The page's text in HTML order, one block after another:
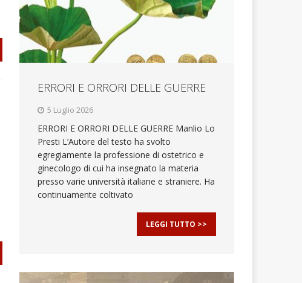
ERRORI E ORRORI DELLE GUERRE
5 Luglio 2026
ERRORI E ORRORI DELLE GUERRE Manlio Lo
Presti L’Autore del testo ha svolto
egregiamente la professione di ostetrico e
ginecologo di cui ha insegnato la materia
presso varie università italiane e straniere. Ha
continuamente coltivato
LEGGI TUTTO >>